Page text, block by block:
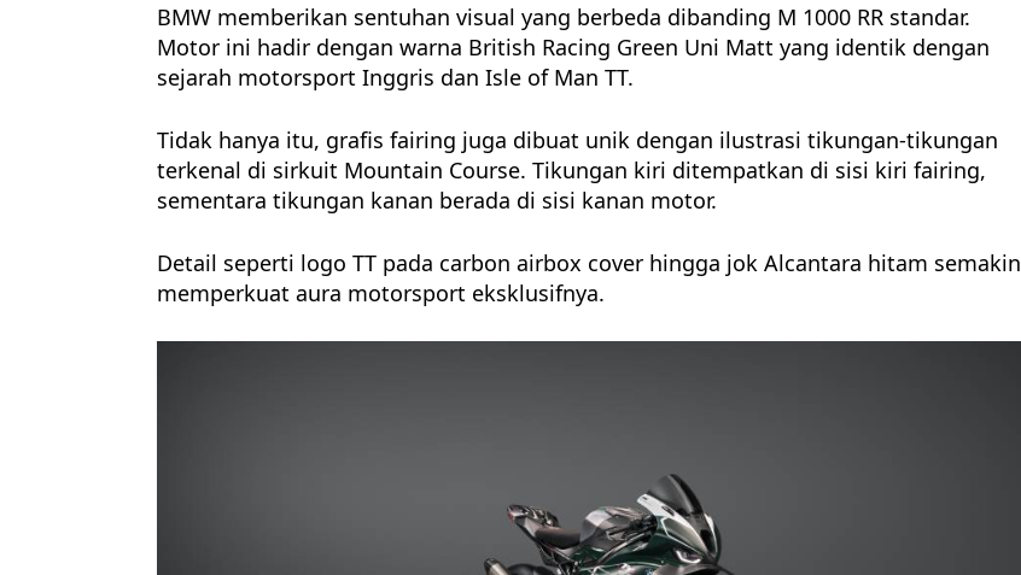
BMW memberikan sentuhan visual yang berbeda dibanding M 1000 RR standar.
Motor ini hadir dengan warna British Racing Green Uni Matt yang identik dengan
sejarah motorsport Inggris dan Isle of Man TT.
Tidak hanya itu, grafis fairing juga dibuat unik dengan ilustrasi tikungan-tikungan
terkenal di sirkuit Mountain Course. Tikungan kiri ditempatkan di sisi kiri fairing,
sementara tikungan kanan berada di sisi kanan motor.
Detail seperti logo TT pada carbon airbox cover hingga jok Alcantara hitam semakin
memperkuat aura motorsport eksklusifnya.